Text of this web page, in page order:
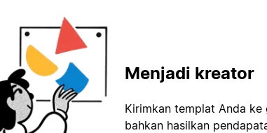
Menjadi kreator
Kirimkan templat Anda
bahkan hasilkan